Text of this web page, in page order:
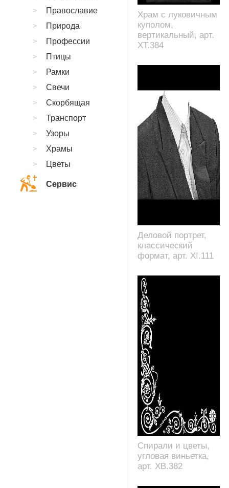
Храм с луковичным
куполом,
вертикальный, арт.
XT.384
Деловой портрет,
классический
формат, арт. XI.111
Спирали и цветы,
угловая виньетка,
арт. XB.382
Православие
Природа
Профессии
Птицы
Рамки
Свечи
Скорбящая
Транспорт
Узоры
Храмы
Цветы
Сервис